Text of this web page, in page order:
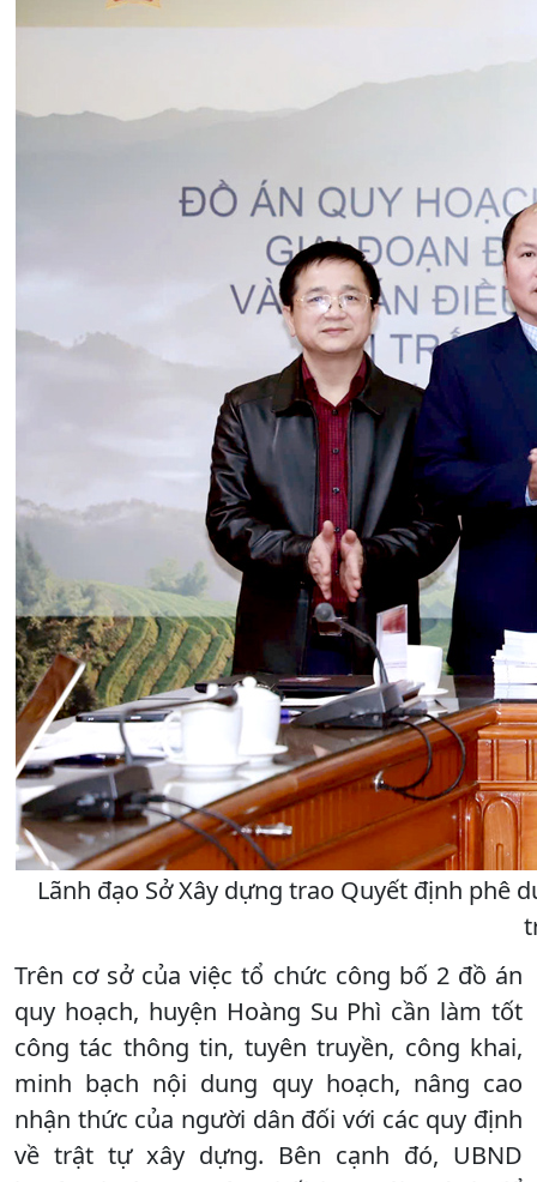
Lãnh đạo Sở Xây dựng trao Quyết định phê
Trên cơ sở của việc tổ chức công bố 2 đồ án
quy hoạch, huyện Hoàng Su Phì cần làm tốt
công tác thông tin, tuyên truyền, công khai,
minh bạch nội dung quy hoạch, nâng cao
nhận thức của người dân đối với các quy định
về trật tự xây dựng. Bên cạnh đó, UBND